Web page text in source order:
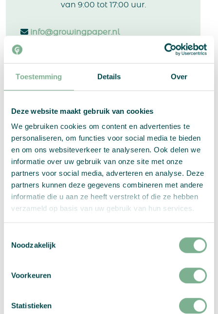
Toestemming Details Over
Deze website maakt gebruik van cookies
We gebruiken cookies om content en advertenties te
personaliseren, om functies voor social media te bieden
en om ons websiteverkeer te analyseren. Ook delen we
informatie over uw gebruik van onze site met onze
partners voor social media, adverteren en analyse. Deze
partners kunnen deze gegevens combineren met andere
informatie die u aan ze heeft verstrekt of die ze hebben
verzameld op basis van uw gebruik van hun services.
Noodzakelijk
Voorkeuren
Statistieken
van 9:00 tot 17:00 uur.
info@growingpaper.nl
Samenvatting:
Aantal: Direct
mail
binnen
Duitsland
of
EU
aantal
Kies je opties
PER STUK
excl btw
Enveloppen,
andDirect mail